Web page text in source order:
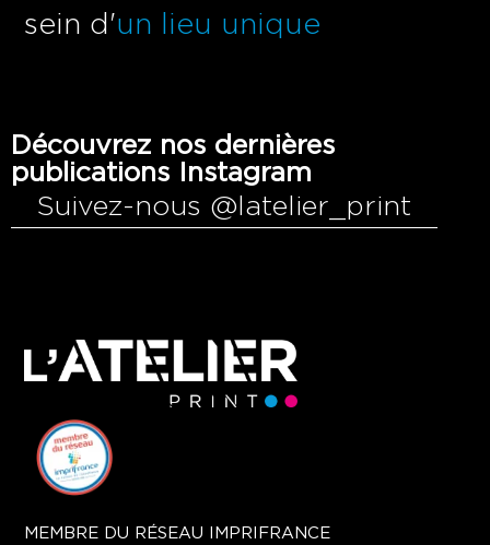
sein d'un lieu unique
Découvrez nos dernières
publications Instagram
Suivez-nous @latelier_print
MEMBRE DU RÉSEAU IMPRIFRANCE